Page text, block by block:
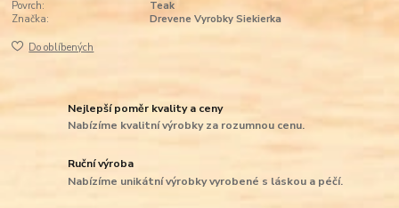
Povrch:
Teak
Značka:
Drevene Vyrobky Siekierka
Do oblíbených
Nejlepší poměr kvality a ceny
Nabízíme kvalitní výrobky za rozumnou cenu.
Ruční výroba
Nabízíme unikátní výrobky vyrobené s láskou a péčí.